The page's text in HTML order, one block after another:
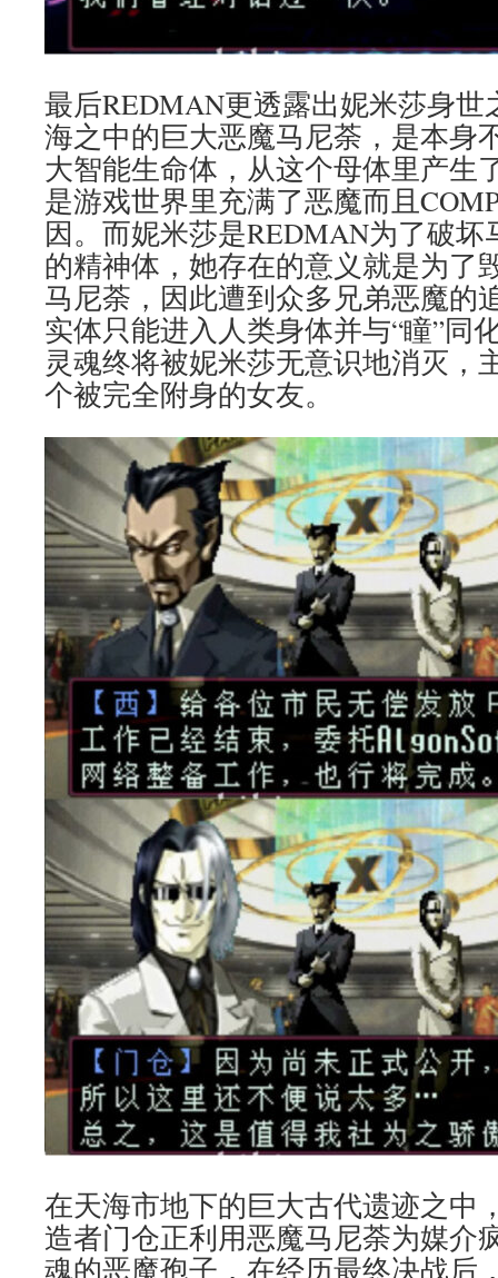
最后REDMAN更透露出妮米莎身
海之中的巨大恶魔马尼荼，是本身
大智能生命体，从这个母体里产生
是游戏世界里充满了恶魔而且
因。而妮米莎是REDMAN为了破
的精神体，她存在的意义就是为了
马尼荼，因此遭到众多兄弟恶魔的
实体只能进入人类身体并与“瞳”同
灵魂终将被妮米莎无意识地消灭，
个被完全附身的女友。
在天海市地下的巨大古代遗迹之中
造者门仓正利用恶魔马尼荼为媒介
魂的恶魔孢子，在经历最终决战后